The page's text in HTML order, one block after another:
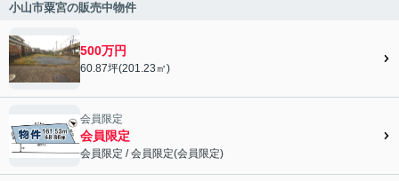
小山市粟宮の販売中物件
500万円
60.87坪(201.23㎡)
会員限定">
会員限定
会員限定
会員限定 /会員限定(会員限定)